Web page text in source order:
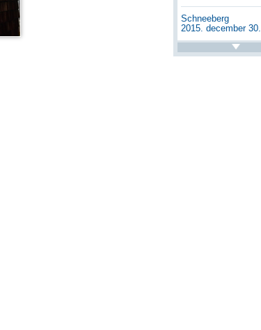
Schneeberg
2015. december 30.